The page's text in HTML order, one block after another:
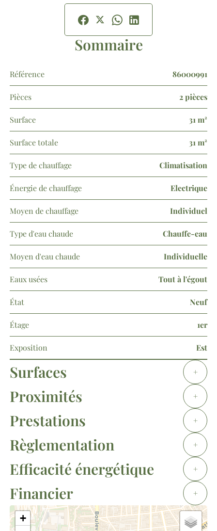
Sommaire
Référence 86000991
Pièces 2 pièces
Surface 31 m²
Surface totale 31 m²
Type de chauffage Climatisation
Énergie de chauffage Electrique
Moyen de chauffage Individuel
Type d'eau chaude Chauffe-eau
Moyen d'eau chaude Individuelle
Eaux usées Tout à l'égout
État Neuf
Étage 1er
Exposition Est
Surfaces +
Proximités +
Prestations +
Règlementation +
Efficacité énergétique +
Financier +
+